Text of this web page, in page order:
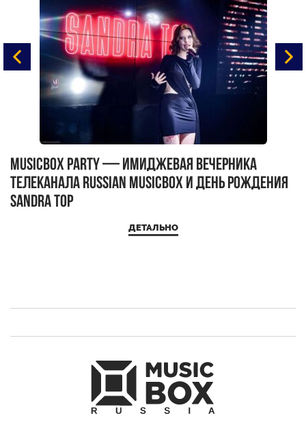
MUSICBOX PARTY — имиджевая вечерника
телеканала RUSSIAN MUSICBOX и день рождения
Sandra Top
ДЕТАЛЬНО